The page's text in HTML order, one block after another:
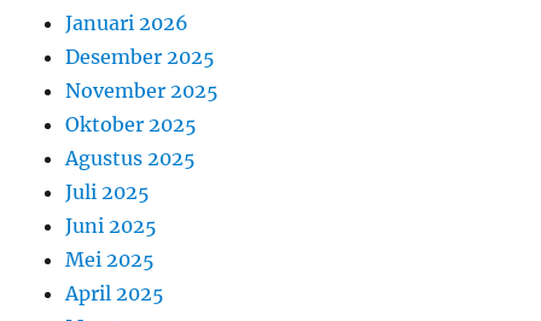
Januari 2026
Desember 2025
November 2025
Oktober 2025
Agustus 2025
Juli 2025
Juni 2025
Mei 2025
April 2025